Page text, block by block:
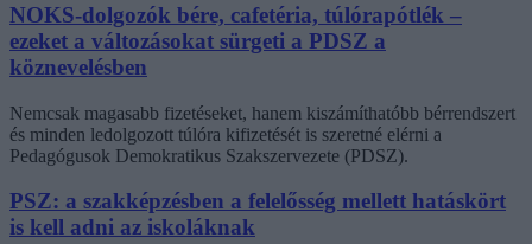
NOKS-dolgozók bére, cafetéria, túlórapótlék –
ezeket a változásokat sürgeti a PDSZ a
köznevelésben
Nemcsak magasabb fizetéseket, hanem kiszámíthatóbb bérrendszert
és minden ledolgozott túlóra kifizetését is szeretné elérni a
Pedagógusok Demokratikus Szakszervezete (PDSZ).
PSZ: a szakképzésben a felelősség mellett hatáskört
is kell adni az iskoláknak